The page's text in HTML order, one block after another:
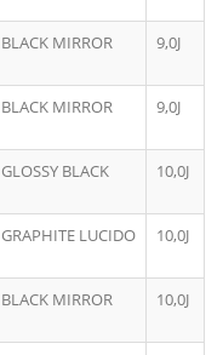
BLACK MIRROR 9,0J
BLACK MIRROR 9,0J
GLOSSY BLACK 10,0J
GRAPHITE LUCIDO 10,0J
BLACK MIRROR 10,0J